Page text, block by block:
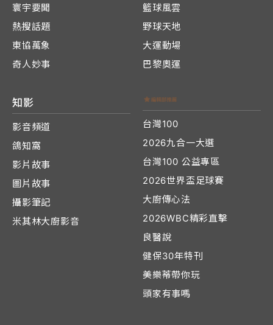
寰宇要聞
熱搜話題
東協萬象
奇人妙事
籃球風雲
野球天地
大運動場
巴黎奧運
知影
影音頻道
鴿知窩
影片故事
圖片故事
攝影筆記
米其林大廚影音
台灣100
2026九合一大選
台灣100 公益專區
2026世界盃足球賽
大廚傳心法
2026WBC精彩直擊
良醫說
健保30年特刊
美樂蒂帶你玩
頭家有事嗎